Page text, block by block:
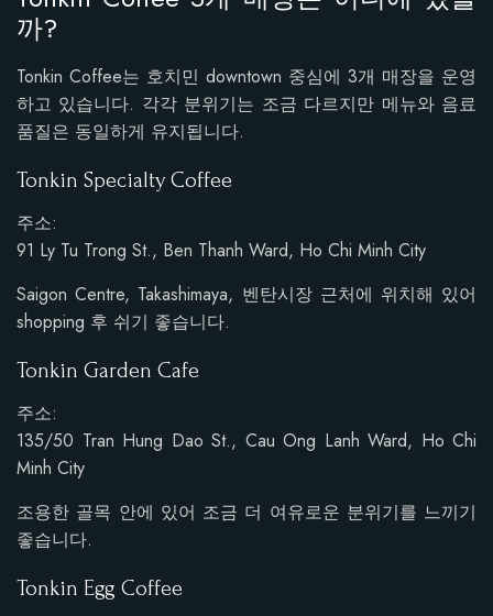
까?
Tonkin Coffee는 호치민 downtown 중심에 3개 매장을 운영
하고 있습니다. 각각 분위기는 조금 다르지만 메뉴와 음료
품질은 동일하게 유지됩니다.
Tonkin Specialty Coffee
주소:
91 Ly Tu Trong St., Ben Thanh Ward, Ho Chi Minh City
Saigon Centre, Takashimaya, 벤탄시장 근처에 위치해 있어
shopping 후 쉬기 좋습니다.
Tonkin Garden Cafe
주소:
135/50 Tran Hung Dao St., Cau Ong Lanh Ward, Ho Chi
Minh City
조용한 골목 안에 있어 조금 더 여유로운 분위기를 느끼기
좋습니다.
Tonkin Egg Coffee